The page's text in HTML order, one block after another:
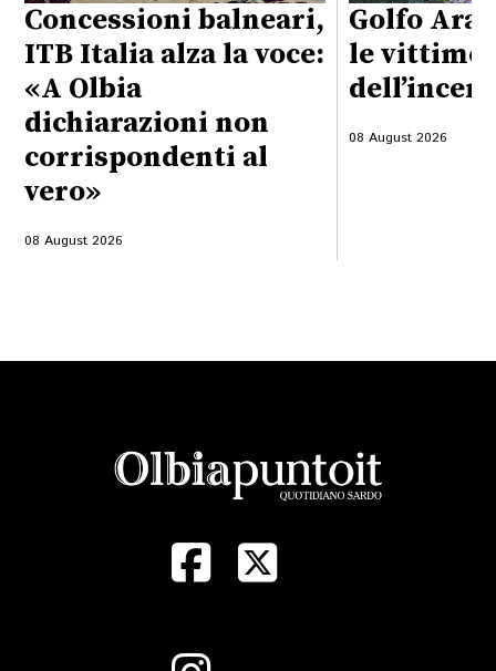
Concessioni balneari,
ITB Italia alza la voce:
«A Olbia
dichiarazioni non
corrispondenti al
vero»
08 August 2026
Golfo
le vittime
08 August 2026